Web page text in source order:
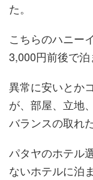
た。
こちらのハニー
3,000円前後で泊
異常に安いとか
が、部屋、立地
バランスの取れ
パタヤのホテル
ないホテルに泊